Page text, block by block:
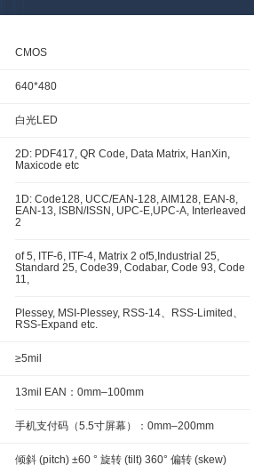
CMOS
640*480
白光LED
2D: PDF417, QR Code, Data Matrix, HanXin,
Maxicode etc
1D: Code128, UCC/EAN-128, AIM128, EAN-8,
EAN-13, ISBN/ISSN, UPC-E,UPC-A, Interleaved
2
of 5, ITF-6, ITF-4, Matrix 2 of5,Industrial 25,
Standard 25, Code39, Codabar, Code 93, Code
11,
Plessey, MSI-Plessey, RSS-14、RSS-Limited、
RSS-Expand etc.
≥5mil
13mil EAN：0mm‒100mm
手机支付码（5.5寸屏幕）：0mm‒200mm
倾斜 (pitch) ±60 ° 旋转 (tilt) 360° 偏转 (skew)